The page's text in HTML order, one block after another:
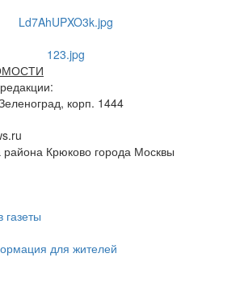
корп. 1444
Крюково города Москвы
для жителей